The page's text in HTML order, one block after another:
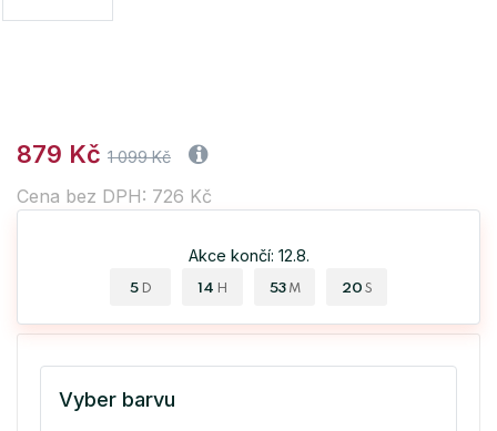
879 Kč 1 099 Kč
Cena bez DPH: 726 Kč
Akce končí: 12.8.
5 D 14 H 53 M 20 S
Vyber barvu